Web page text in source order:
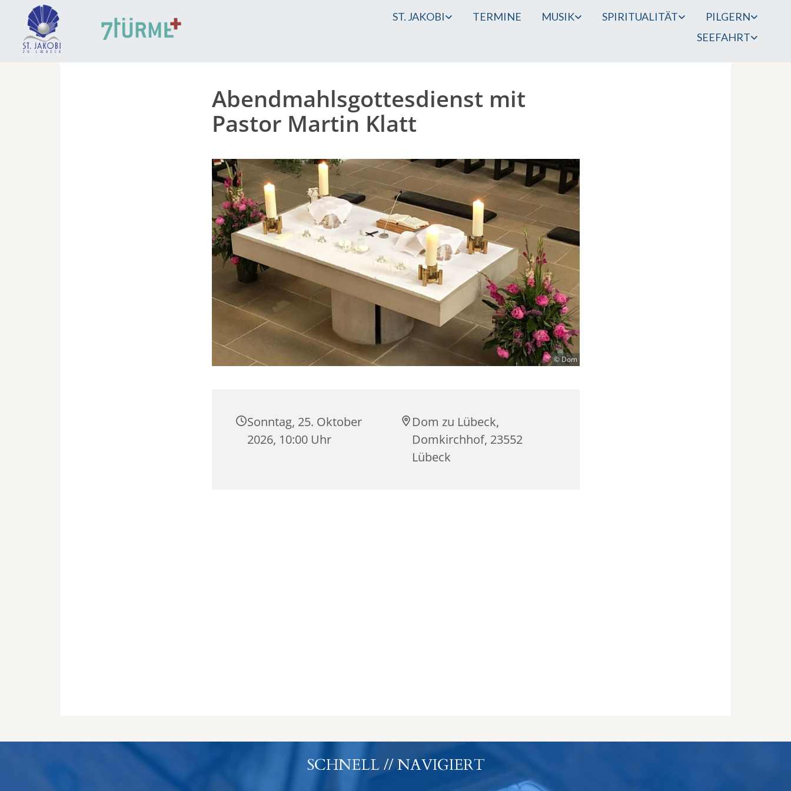
ST. JAKOBI TERMINE MUSIK SPIRITUALITÄT
PILGERN
SEEFAHRT
Abendmahlsgottesdienst mit
Pastor Martin Klatt
© Dom
Sonntag, 25. Oktober
2026, 10:00 Uhr
Dom zu Lübeck,
Domkirchhof, 23552
Lübeck
SCHNELL // NAVIGIERT